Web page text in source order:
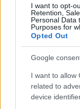
I want to opt-
Retention,
Personal Data
Purposes for
Opted Out
Google
I want to allow
related to
device
ΑΝΑΤΟΛΙΚΗ
Καιρός: Γενικά
Ανεμοι: Στα
βαθμιαία
υπόλοιπα από
απόγευμα
Θερμοκρασία: